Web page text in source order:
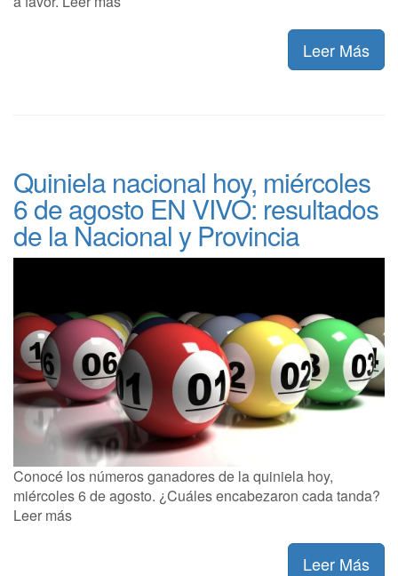
Leer Más
Quiniela nacional hoy, miércoles
6 de agosto EN VIVO: resultados
de la Nacional y Provincia
Conocé los números ganadores de la quiniela hoy,
miércoles 6 de agosto. ¿Cuáles encabezaron cada tanda?
Leer más
Leer Más